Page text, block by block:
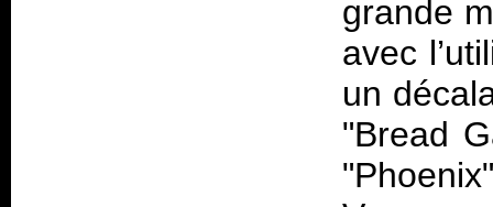
grande
avec
un
"Bread